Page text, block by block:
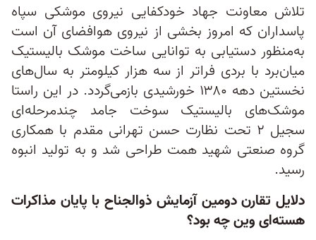
تلاش معاونت جهاد خودکفایی نیروی موشکی سپاه
پاسداران‌ که امروز بخشی از نیروی هوافضای آن است
به‌منظور دستیابی به توانایی ساخت موشک بالیستیک
میان‌برد با بردی فراتر از سه هزار کیلومتر به سال‌های
نخستین دهه ۱۳۸۰ خورشیدی بازمی‌گردد. در این راستا
موشک‌های بالیستیک سوخت جامد چندمرحله‌ای
سجیل ۲ تحت نظارت حسن تهرانی مقدم با همکاری
گروه صنعتی شهید همت طراحی شد و به تولید انبوه
رسید.
دلایل تقارن دومین آزمایش ذوالجناح با پایان مذاکرات
هسته‌ای وین چه بود؟